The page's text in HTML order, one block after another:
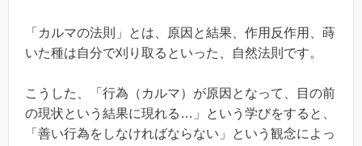
「カルマの法則」とは、原因と結果、作用反作用、蒔
いた種は自分で刈り取るといった、自然法則です。
こうした、「行為（カルマ）が原因となって、目の前
の現状という結果に現れる…」という学びをすると、
「善い行為をしなければならない」という観念によっ